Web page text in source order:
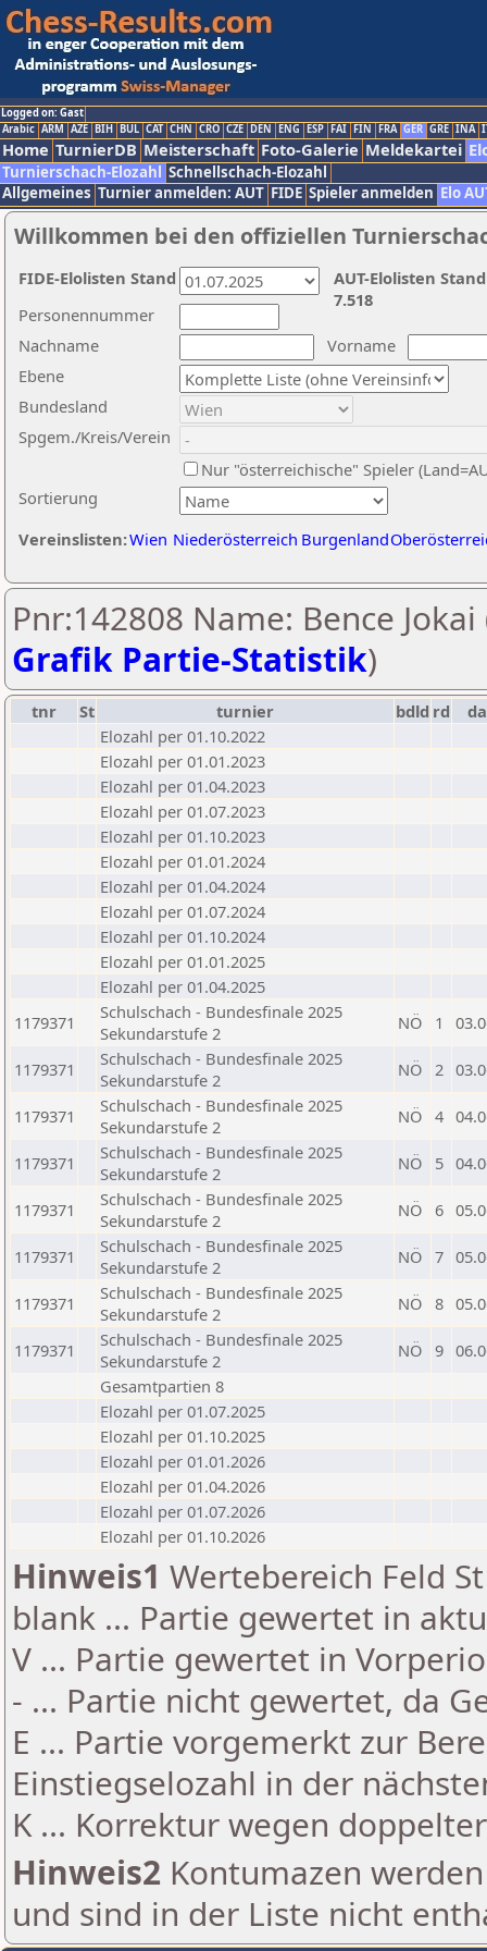
Logged on: Gast
Arabic ARM AZE BIH BUL CAT CHN CRO CZE DEN ENG ESP FAI FIN FRA GER GRE INA
Home TurnierDB Meisterschaft Foto-Galerie Meldekartei
Turnierschach-Elozahl Schnellschach-Elozahl
Allgemeines Turnier anmelden: AUT FIDE Spieler anmelden Elo
Willkommen bei den offiziellen
Nachname
Vorname
Ebene
Sortierung
Personennummer
Bundesland
Spgem./Kreis/Verein
Nur "österreichische" Spieler
Vereinslisten:Wien Niederösterreich Burgenland
AUT-Elolisten
7.518
FIDE-Elolisten Stand
Pnr:142808 Name: Bence Jokai
Grafik Partie-Statistik)
tnr St turnier bdld rd
Elozahl per 01.10.2022
Elozahl per 01.01.2023
Elozahl per 01.04.2023
Elozahl per 01.07.2023
Elozahl per 01.10.2023
Elozahl per 01.01.2024
Elozahl per 01.04.2024
Elozahl per 01.07.2024
Elozahl per 01.10.2024
Elozahl per 01.01.2025
Elozahl per 01.04.2025
1179371
Schulschach - Bundesfinale 2025
Sekundarstufe 2
NÖ 1
1179371
Schulschach - Bundesfinale 2025
Sekundarstufe 2
NÖ 2
1179371
Schulschach - Bundesfinale 2025
Sekundarstufe 2
NÖ 4
1179371
Schulschach - Bundesfinale 2025
Sekundarstufe 2
NÖ 5
1179371
Schulschach - Bundesfinale 2025
Sekundarstufe 2
NÖ 6
1179371
Schulschach - Bundesfinale 2025
Sekundarstufe 2
NÖ 7
1179371
Schulschach - Bundesfinale 2025
Sekundarstufe 2
NÖ 8
1179371
Schulschach - Bundesfinale 2025
Sekundarstufe 2
NÖ 9
Gesamtpartien 8
Elozahl per 01.07.2025
Elozahl per 01.10.2025
Elozahl per 01.01.2026
Elozahl per 01.04.2026
Elozahl per 01.07.2026
Elozahl per 01.10.2026
Hinweis1 Wertebereich Feld
blank ... Partie gewertet in
V ... Partie gewertet in
- ... Partie nicht gewertet, da
E ... Partie vorgemerkt zur
Einstiegselozahl in der
K ... Korrektur wegen
Hinweis2 Kontumazen
und sind in der Liste nicht